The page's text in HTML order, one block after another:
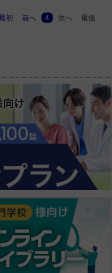
最初 前へ 4 次へ 最後